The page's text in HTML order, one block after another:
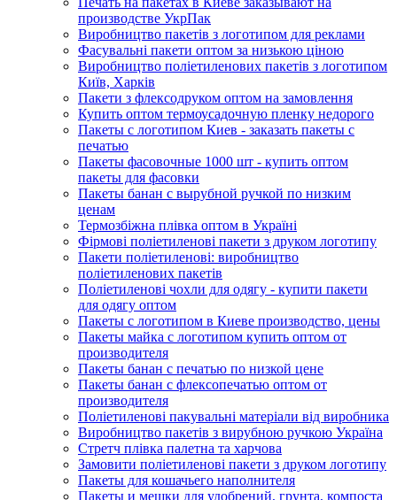
производстве УкрПак
Виробництво пакетів з логотипом для реклами
Фасувальні пакети оптом за низькою ціною
Виробництво поліетиленових пакетів з логотипом
Київ, Харків
Пакети з флексодруком оптом на замовлення
Купить оптом термоусадочную пленку недорого
Пакеты с логотипом Киев - заказать пакеты с
печатью
Пакеты фасовочные 1000 шт - купить оптом
пакеты для фасовки
Пакеты банан с вырубной ручкой по низким
ценам
Термозбіжна плівка оптом в Україні
Фірмові поліетиленові пакети з друком логотипу
Пакети поліетиленові: виробництво
поліетиленових пакетів
Поліетиленові чохли для одягу - купити пакети
для одягу оптом
Пакеты с логотипом в Киеве производство, цены
Пакеты майка с логотипом купить оптом от
производителя
Пакеты банан с печатью по низкой цене
Пакеты банан с флексопечатью оптом от
производителя
Поліетиленові пакувальні матеріали від виробника
Виробництво пакетів з вирубною ручкою Україна
Стретч плівка палетна та харчова
Замовити поліетиленові пакети з друком логотипу
Пакеты для кошачьего наполнителя
Пакеты и мешки для удобрений, грунта, компоста